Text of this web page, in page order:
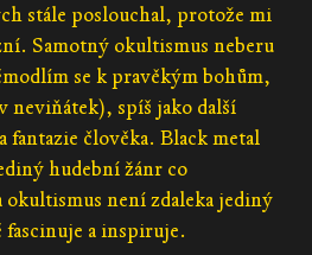
stále poslouchal, protože mi
Samotný okultismus neberu
se k pravěkým bohům,
neviňátek), spíš jako další
fantazie člověka. Black metal
hudební žánr co
okultismus není zdaleka jediný
fascinuje a inspiruje.